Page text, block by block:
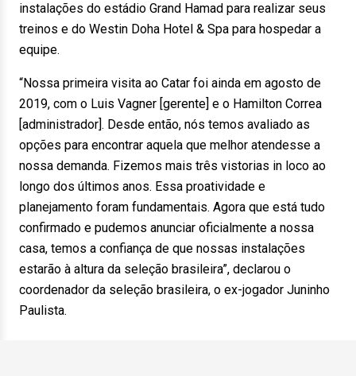
instalações do estádio Grand Hamad para realizar seus
treinos e do Westin Doha Hotel & Spa para hospedar a
equipe.
“Nossa primeira visita ao Catar foi ainda em agosto de
2019, com o Luis Vagner [gerente] e o Hamilton Correa
[administrador]. Desde então, nós temos avaliado as
opções para encontrar aquela que melhor atendesse a
nossa demanda. Fizemos mais três vistorias in loco ao
longo dos últimos anos. Essa proatividade e
planejamento foram fundamentais. Agora que está tudo
confirmado e pudemos anunciar oficialmente a nossa
casa, temos a confiança de que nossas instalações
estarão à altura da seleção brasileira”, declarou o
coordenador da seleção brasileira, o ex-jogador Juninho
Paulista.